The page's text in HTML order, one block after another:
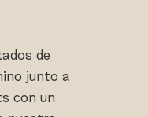
de
junto a
con un